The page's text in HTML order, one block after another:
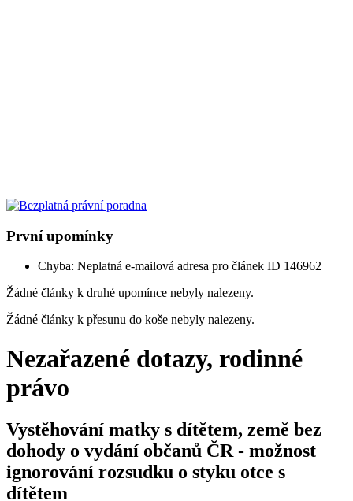
První upomínky
Chyba: Neplatná e-mailová adresa pro článek ID 146962
Žádné články k druhé upomínce nebyly nalezeny.
Žádné články k přesunu do koše nebyly nalezeny.
Nezařazené dotazy, rodinné
právo
Vystěhování matky s dítětem, země bez
dohody o vydání občanů ČR - možnost
ignorování rozsudku o styku otce s
dítětem